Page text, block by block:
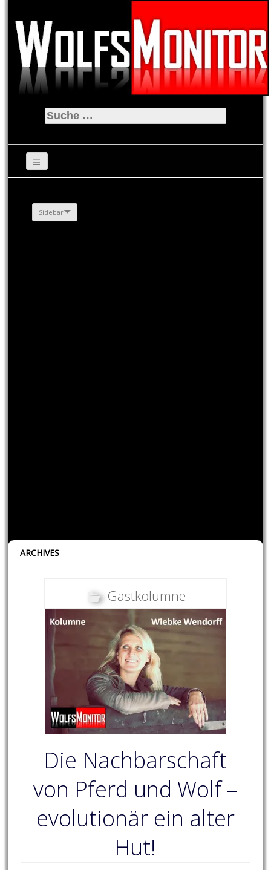
Suche
nach:
Sidebar
ARCHIVES
Gastkolumne
Die Nachbarschaft
von Pferd und Wolf –
evolutionär ein alter
Hut!